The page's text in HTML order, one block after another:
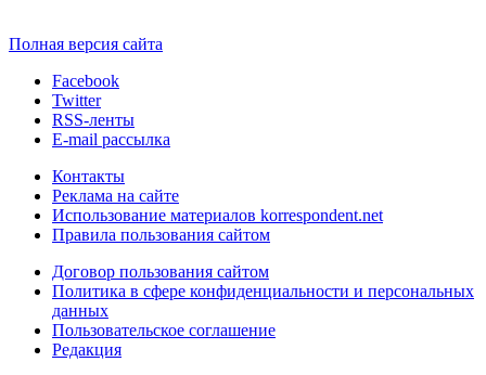
Полная версия сайта
Facebook
Twitter
RSS-ленты
E-mail рассылка
Контакты
Реклама на сайте
Использование материалов korrespondent.net
Правила пользования сайтом
Договор пользования сайтом
Политика в сфере конфиденциальности и персональных
данных
Пользовательское соглашение
Редакция